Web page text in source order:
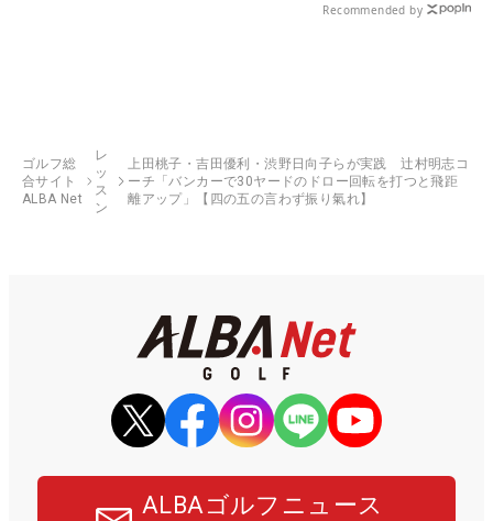
Recommended by
ゴルフ総
合サイト
ALBA Net
レ
ッ
ス
ン
上田桃子・吉田優利・渋野日向子らが実践 辻村明志コ
ーチ「バンカーで30ヤードのドロー回転を打つと飛距
離アップ」【四の五の言わず振り氣れ】
ALBAゴルフニュース